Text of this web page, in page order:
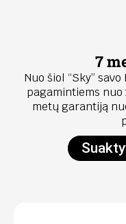
7
Nuo šiol “Sky”
pagamintiems nuo
metų garantiją